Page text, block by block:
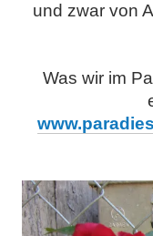
und zwar von
Was wir im